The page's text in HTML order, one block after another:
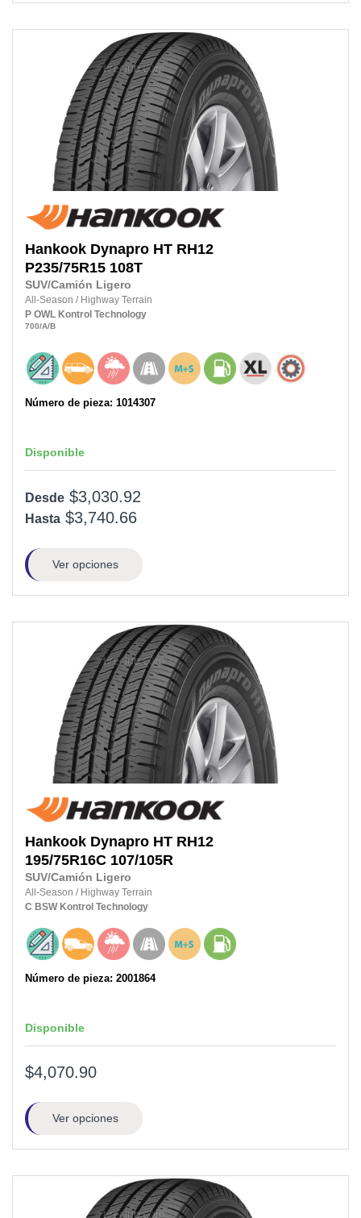
Hankook Dynapro HT RH12
P235/75R15 108T
SUV/Camión Ligero
All-Season / Highway Terrain
P OWL Kontrol Technology
700/A/B
Número de pieza: 1014307
Disponible
Desde $3,030.92
Hasta $3,740.66
Ver opciones
Hankook Dynapro HT RH12
195/75R16C 107/105R
SUV/Camión Ligero
All-Season / Highway Terrain
C BSW Kontrol Technology
Número de pieza: 2001864
Disponible
$4,070.90
Ver opciones